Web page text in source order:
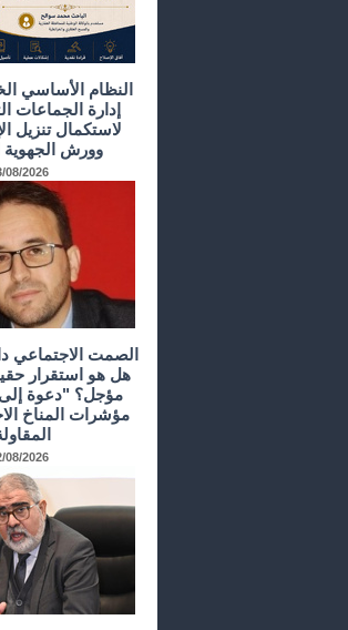
النظام الأساسي
إدارة الجماعات
لاستكمال تنزيل
وورش الجهوية
08/2026
الصمت الاجتماعي
هل هو استقرار
مؤجل؟ "دعوة إلى
مؤشرات المناخ
08/2026